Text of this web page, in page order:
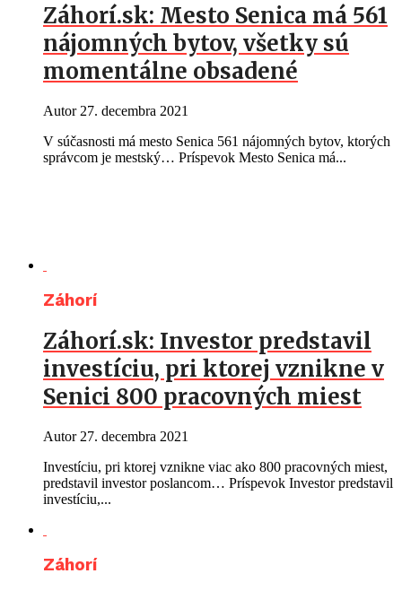
Záhorí.sk: Mesto Senica má 561
nájomných bytov, všetky sú
momentálne obsadené
Autor 27. decembra 2021
V súčasnosti má mesto Senica 561 nájomných bytov, ktorých
správcom je mestský… Príspevok Mesto Senica má...
Záhorí
Záhorí.sk: Investor predstavil
investíciu, pri ktorej vznikne v
Senici 800 pracovných miest
Autor 27. decembra 2021
Investíciu, pri ktorej vznikne viac ako 800 pracovných miest,
predstavil investor poslancom… Príspevok Investor predstavil
investíciu,...
Záhorí